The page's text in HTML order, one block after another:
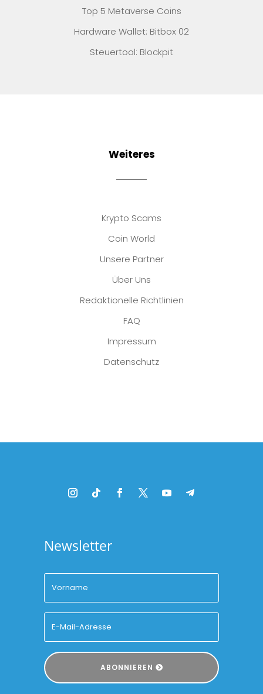
Top 5 Metaverse Coins
Hardware Wallet: Bitbox 02
Steuertool: Blockpit
Weiteres
Krypto Scams
Coin World
Unsere Partner
Über Uns
Redaktionelle Richtlinien
FAQ
Impressum
Datenschutz
Newsletter
ABONNIEREN